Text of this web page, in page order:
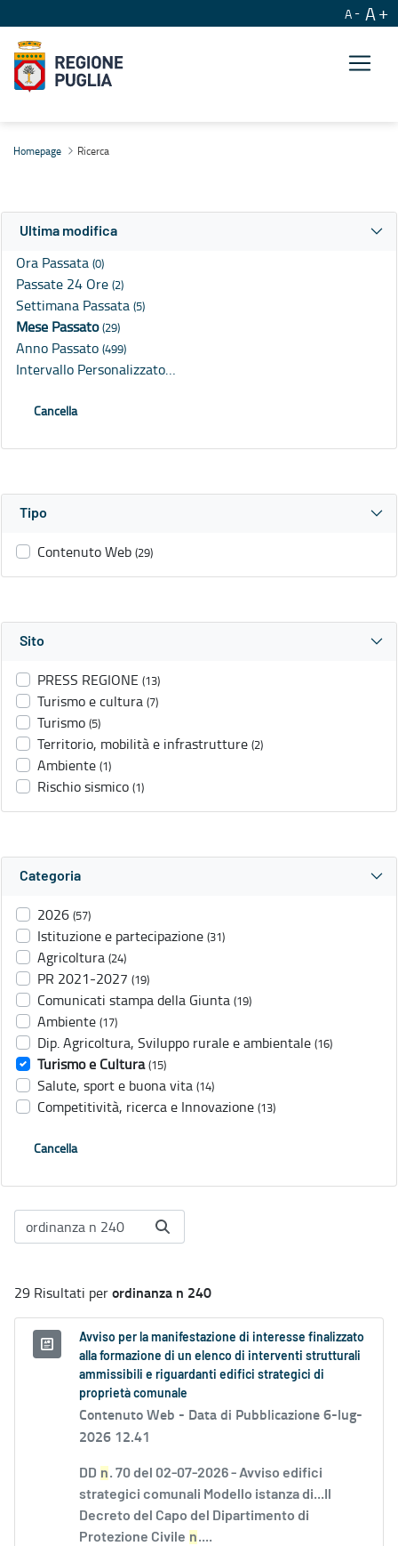
A A
Homepage Ricerca
Ultima modifica
Ora Passata (0)
Passate 24 Ore (2)
Settimana Passata (5)
Mese Passato(29)
Anno Passato (499)
Intervallo Personalizzato…
Cancella
Tipo
Contenuto Web (29)
Sito
PRESS REGIONE (13)
Turismo e cultura (7)
Turismo (5)
Territorio, mobilità e infrastrutture (2)
Ambiente (1)
Rischio sismico (1)
Categoria
2026 (57)
Istituzione e partecipazione (31)
Agricoltura (24)
PR 2021-2027 (19)
Comunicati stampa della Giunta (19)
Ambiente (17)
Dip. Agricoltura, Sviluppo rurale e ambientale (16)
Turismo e Cultura (15)
Salute, sport e buona vita (14)
Competitività, ricerca e Innovazione (13)
Cancella
29 Risultati perordinanza n 240
Avviso per la manifestazione di interesse finalizzato
alla formazione di un elenco di interventi strutturali
ammissibili e riguardanti edifici strategici di
proprietà comunale
Contenuto Web - Data di Pubblicazione 6-lug-
2026 12.41
DD n. 70 del 02-07-2026 - Avviso edifici
strategici comunali Modello istanza di...Il
Decreto del Capo del Dipartimento di
Protezione Civile n....